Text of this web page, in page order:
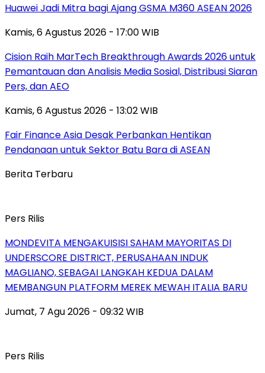
Huawei Jadi Mitra bagi Ajang GSMA M360 ASEAN 2026
Kamis, 6 Agustus 2026 - 17:00 WIB
Cision Raih MarTech Breakthrough Awards 2026 untuk
Pemantauan dan Analisis Media Sosial, Distribusi Siaran
Pers, dan AEO
Kamis, 6 Agustus 2026 - 13:02 WIB
Fair Finance Asia Desak Perbankan Hentikan
Pendanaan untuk Sektor Batu Bara di ASEAN
Berita Terbaru
Pers Rilis
MONDEVITA MENGAKUISISI SAHAM MAYORITAS DI
UNDERSCORE DISTRICT, PERUSAHAAN INDUK
MAGLIANO, SEBAGAI LANGKAH KEDUA DALAM
MEMBANGUN PLATFORM MEREK MEWAH ITALIA BARU
Jumat, 7 Agu 2026 - 09:32 WIB
Pers Rilis